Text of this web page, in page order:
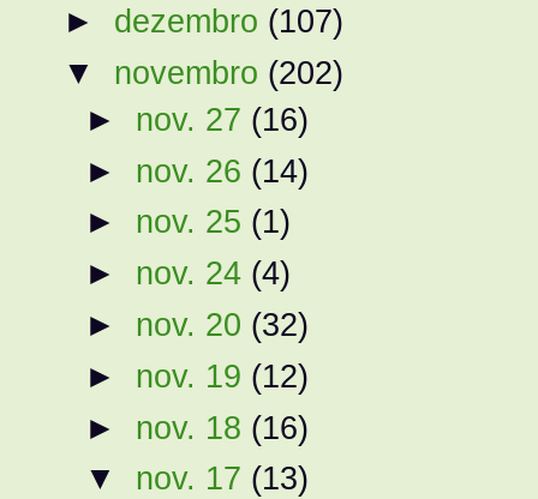
► dezembro (107)
▼ novembro (202)
► nov. 27 (16)
► nov. 26 (14)
► nov. 25 (1)
► nov. 24 (4)
► nov. 20 (32)
► nov. 19 (12)
► nov. 18 (16)
▼ nov. 17 (13)